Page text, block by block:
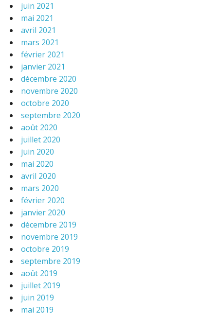
juin 2021
mai 2021
avril 2021
mars 2021
février 2021
janvier 2021
décembre 2020
novembre 2020
octobre 2020
septembre 2020
août 2020
juillet 2020
juin 2020
mai 2020
avril 2020
mars 2020
février 2020
janvier 2020
décembre 2019
novembre 2019
octobre 2019
septembre 2019
août 2019
juillet 2019
juin 2019
mai 2019